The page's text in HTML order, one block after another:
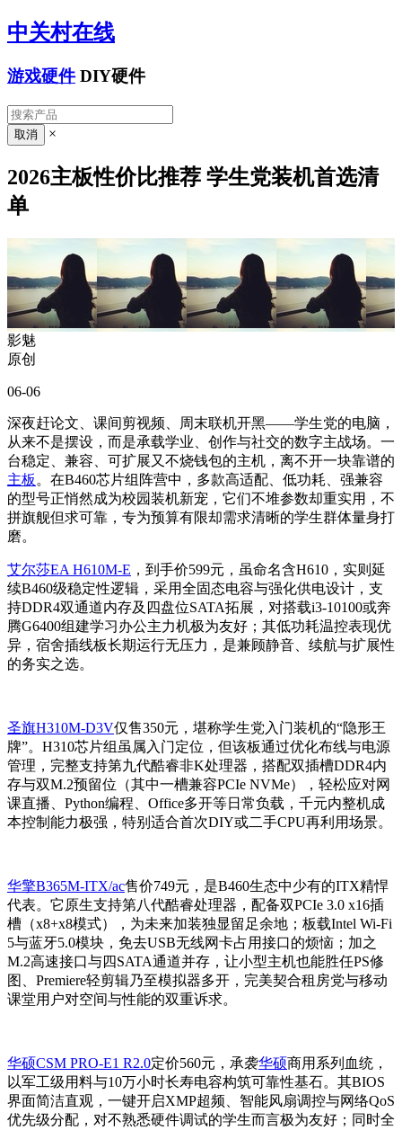
中关村在线
游戏硬件 DIY硬件
×
2026主板性价比推荐 学生党装机首选清
单
影魅
原创
06-06
深夜赶论文、课间剪视频、周末联机开黑——学生党的电脑，
从来不是摆设，而是承载学业、创作与社交的数字主战场。一
台稳定、兼容、可扩展又不烧钱包的主机，离不开一块靠谱的
主板 。在B460芯片组阵营中，多款高适配、低功耗、强兼容
的型号正悄然成为校园装机新宠，它们不堆参数却重实用，不
拼旗舰但求可靠，专为预算有限却需求清晰的学生群体量身打
磨。
艾尔莎EA H610M-E ，到手价599元，虽命名含H610，实则延
续B460级稳定性逻辑，采用全固态电容与强化供电设计，支
持DDR4双通道内存及四盘位SATA拓展，对搭载i3-10100或奔
腾G6400组建学习办公主力机极为友好；其低功耗温控表现优
异，宿舍插线板长期运行无压力，是兼顾静音、续航与扩展性
的务实之选。
圣旗H310M-D3V仅售350元，堪称学生党入门装机的“隐形王
牌”。H310芯片组虽属入门定位，但该板通过优化布线与电源
管理，完整支持第九代酷睿非K处理器，搭配双插槽DDR4内
存与双M.2预留位（其中一槽兼容PCIe NVMe），轻松应对网
课直播、Python编程、Office多开等日常负载，千元内整机成
本控制能力极强，特别适合首次DIY或二手CPU再利用场景。
华擎B365M-ITX/ac售价749元，是B460生态中少有的ITX精悍
代表。它原生支持第八代酷睿处理器，配备双PCIe 3.0 x16插
槽（x8+x8模式），为未来加装独显留足余地；板载Intel Wi-Fi
5与蓝牙5.0模块，免去USB无线网卡占用接口的烦恼；加之
M.2高速接口与四SATA通道并存，让小型主机也能胜任PS修
图、Premiere轻剪辑乃至模拟器多开，完美契合租房党与移动
课堂用户对空间与性能的双重诉求。
华硕CSM PRO-E1 R2.0定价560元，承袭华硕商用系列血统，
以军工级用料与10万小时长寿电容构筑可靠性基石。其BIOS
界面简洁直观，一键开启XMP超频、智能风扇调控与网络QoS
优先级分配，对不熟悉硬件调试的学生而言极为友好；同时全